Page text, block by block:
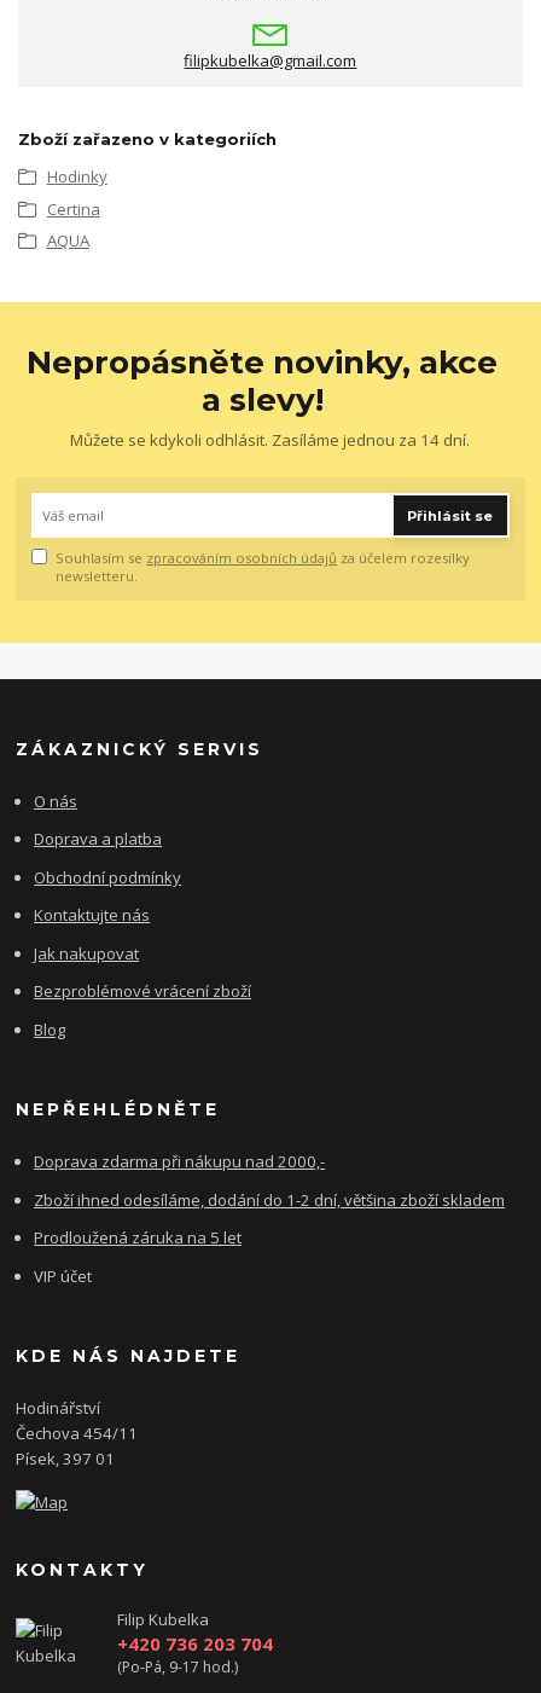
filipkubelka@gmail.com
Zboží zařazeno v kategoriích
Hodinky
Certina
AQUA
Nepropásněte novinky, akce
a slevy!
Můžete se kdykoli odhlásit. Zasíláme jednou za 14 dní.
Přihlásit se
Souhlasím se zpracováním osobních údajů za účelem rozesílky
newsletteru.
ZÁKAZNICKÝ SERVIS
O nás
Doprava a platba
Obchodní podmínky
Kontaktujte nás
Jak nakupovat
Bezproblémové vrácení zboží
Blog
NEPŘEHLÉDNĚTE
Doprava zdarma při nákupu nad 2000,-
Zboží ihned odesíláme, dodání do 1-2 dní, většina zboží skladem
Prodloužená záruka na 5 let
VIP účet
KDE NÁS NAJDETE
Hodinářství
Čechova 454/11
Písek, 397 01
KONTAKTY
Filip Kubelka
+420 736 203 704
(Po-Pá, 9-17 hod.)